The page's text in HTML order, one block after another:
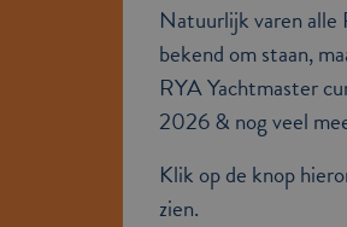
Natuurlijk varen alle
bekend om staan,
RYA Yachtmaster
2026 & nog veel
Klik op de knop
zien.